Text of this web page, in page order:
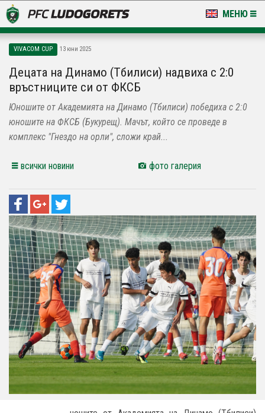
МЕНЮ
LUDOGORETS TV
НА ТЕРЕНА
СТАДИОН & БАЗИ
VIVACOM CUP 13 юни 2025
Децата на Динамо (Тбилиси) надвиха с 2:0
връстниците си от ФКСБ
Юношите от Академията на Динамо (Тбилиси) победиха с 2:0
юношите на ФКСБ (Букурещ). Мачът, който се проведе в
комплекс "Гнездо на орли", сложи край...
всички новини фото галерия